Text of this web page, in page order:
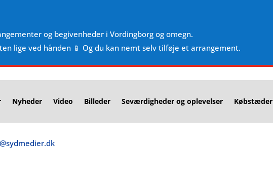
og begivenheder i Vordingborg og omegn.
lige ved hånden 📱 Og du kan nemt selv tilføje et arrangement.
Nyheder Video Billeder Seværdigheder og oplevelser Købstæder